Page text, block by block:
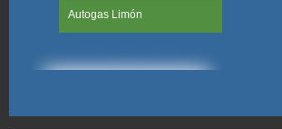
Autogas Limón